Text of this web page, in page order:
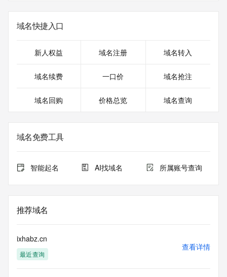
域名快捷入口
新人权益 域名注册 域名转入
域名续费 一口价 域名抢注
域名回购 价格总览 域名查询
域名免费工具
智能起名 AI找域名 所属账号查询
推荐域名
ixhabz.cn
最近查询
查看详情